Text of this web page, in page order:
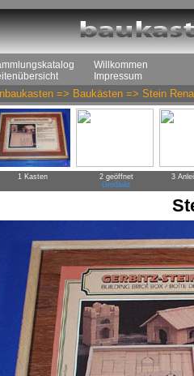
Willkommen
Impressum
=> Baukästen => Stein
1 Kasten
2 geöffnet
Großbild
3